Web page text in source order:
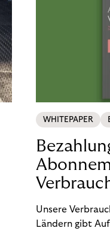
WHITEPAPER
Unsere
Ländern gibt